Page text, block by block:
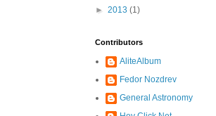
► 2013 (1)
Contributors
AliteAlbum
Fedor Nozdrev
General Astronomy